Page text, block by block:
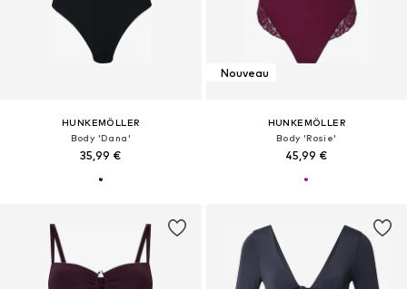
HUNKEMÖLLER
Body 'Dana'
35,99 €
Nouveau
HUNKEMÖLLER
Body 'Rosie'
45,99 €